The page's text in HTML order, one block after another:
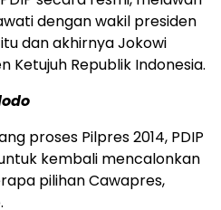
dengan wakil presiden
dan akhirnya Jokowi
Ketujuh Republik Indonesia.
proses Pilpres 2014, PDIP
kembali mencalonkan
pilihan Cawapres,